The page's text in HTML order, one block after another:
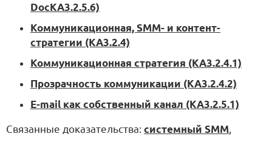
DocKA3.2.5.6)
Коммуникационная, SMM- и контент-
стратегии (KA3.2.4)
Коммуникационная стратегия (KA3.2.4.1)
Прозрачность коммуникации (KA3.2.4.2)
E-mail как собственный канал (KA3.2.5.1)
Связанные доказательства: системный SMM